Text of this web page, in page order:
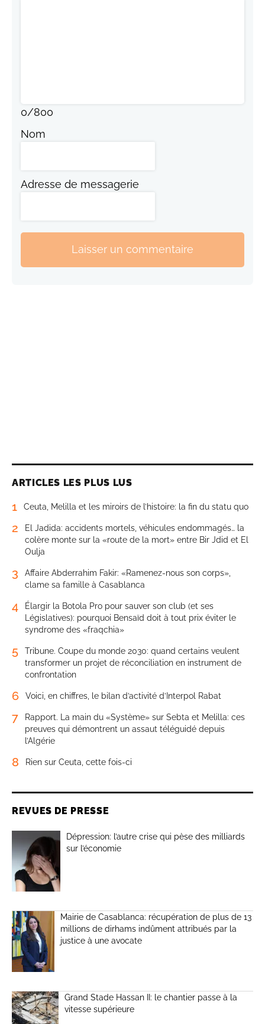
0/800
Nom
Adresse de messagerie
Laisser un commentaire
ARTICLES LES PLUS LUS
1 Ceuta, Melilla et les miroirs de l’histoire: la fin du statu quo
2
El Jadida: accidents mortels, véhicules endommagés… la
colère monte sur la «route de la mort» entre Bir Jdid et El
Oulja
3
Affaire Abderrahim Fakir: «Ramenez-nous son corps»,
clame sa famille à Casablanca
4
Élargir la Botola Pro pour sauver son club (et ses
Législatives): pourquoi Bensaïd doit à tout prix éviter le
syndrome des «fraqchia»
5
Tribune. Coupe du monde 2030: quand certains veulent
transformer un projet de réconciliation en instrument de
confrontation
6 Voici, en chiffres, le bilan d’activité d’Interpol Rabat
7
Rapport. La main du «Système» sur Sebta et Melilla: ces
preuves qui démontrent un assaut téléguidé depuis
l’Algérie
8 Rien sur Ceuta, cette fois-ci
REVUES DE PRESSE
Dépression: l’autre crise qui pèse des milliards
sur l’économie
Mairie de Casablanca: récupération de plus de 13
millions de dirhams indûment attribués par la
justice à une avocate
Grand Stade Hassan II: le chantier passe à la
vitesse supérieure